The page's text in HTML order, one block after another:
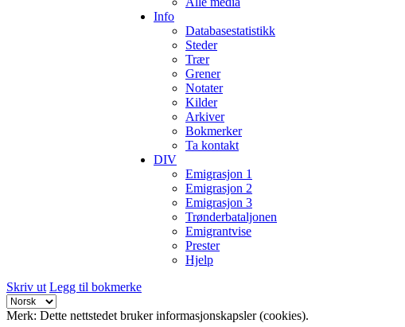
Info
Databasestatistikk
Steder
Trær
Grener
Notater
Kilder
Arkiver
Bokmerker
Ta kontakt
DIV
Emigrasjon 1
Emigrasjon 2
Emigrasjon 3
Trønderbataljonen
Emigrantvise
Prester
Hjelp
Skriv ut Legg til bokmerke
Merk: Dette nettstedet bruker informasjonskapsler (cookies).